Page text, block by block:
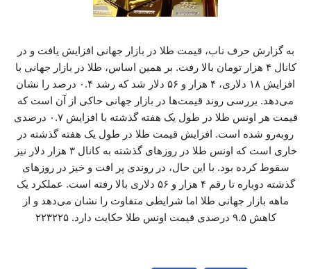
به گزارش حرف ناب، قیمت طلا در بازار جهانی افزایش یافت و در
کانال ۴ هزار تومان بالا رفت. بر همین اساس، طلا در بازار جهانی با
افزایش ۱۸ دلاری، ۴ هزار و ۵۶ دلار شد که رشد ۰.۴ درصد را نشان
می‌دهد. بررسی روند قیمت‌ها در بازار جهانی حاکی از آن است که
قیمت هر اونس طلا در طول یک هفته گذشته با افزایش ۰.۷ درصدی
روبه‌رو شده است. افزایش قیمت طلا در طول یک هفته گذشته در
خاری است که اونس طلا در روزهای گذشته به کانال ۳ هزار دلار نیز
سقوط کرده بود. با این حال، در روندی پر افت و خیز در روزهای
گذشته دوباره تا رقم ۴ هزار و ۵۶ دلاری بالا رفته است. عملکرد یک
ماهه بازار جهانی طلا اما شرایطی متفاوت را نشان می‌دهد و از
کاهش ۹.۵ درصدی قیمت اونس طلا حکایت دارد. ۲۲۳۲۲۵